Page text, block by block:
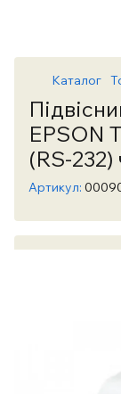
Каталог
EPSON
(RS-
Артикул: